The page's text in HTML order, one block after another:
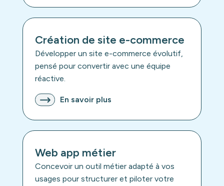
Création de site e-commerce
Développer un site e-commerce évolutif,
pensé pour convertir avec une équipe
réactive.
En savoir plus
Web app métier
Concevoir un outil métier adapté à vos
usages pour structurer et piloter votre